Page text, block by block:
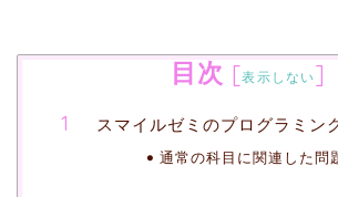
目次 [表示しない]
スマイルゼミのプログラミン
通常の科目に関連した問